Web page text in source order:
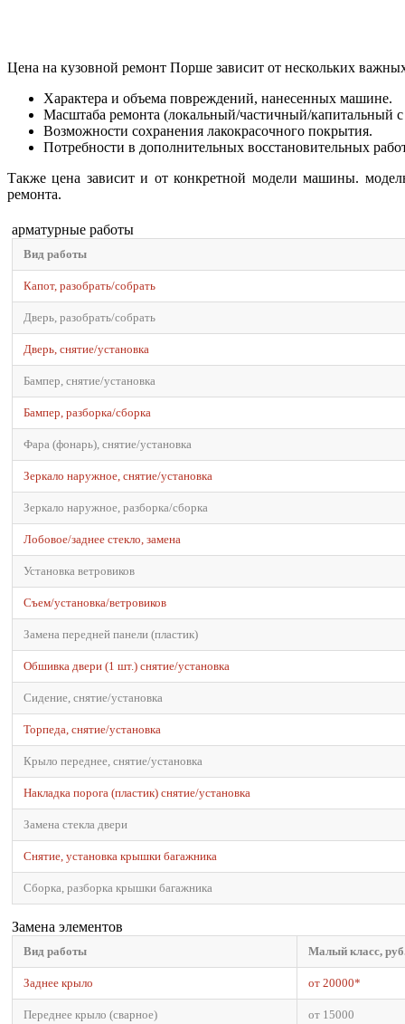
Цена на кузовной ремонт Порше зависит от нескольких
Характера и объема повреждений, нанесенных машине.
Масштаба ремонта (локальный/частичный/капитальный
Возможности сохранения лакокрасочного покрытия.
Потребности в дополнительных восстановительных
Также цена зависит и от конкретной модели машины.
ремонта.
арматурные работы
Вид работы
Капот, разобрать/собрать
Дверь, разобрать/собрать
Дверь, снятие/установка
Бампер, снятие/установка
Бампер, разборка/сборка
Фара (фонарь), снятие/установка
Зеркало наружное, снятие/установка
Зеркало наружное, разборка/сборка
Лобовое/заднее стекло, замена
Установка ветровиков
Съем/установка/ветровиков
Замена передней панели (пластик)
Обшивка двери (1 шт.) снятие/установка
Сидение, снятие/установка
Торпеда, снятие/установка
Крыло переднее, снятие/установка
Накладка порога (пластик) снятие/установка
Замена стекла двери
Снятие, установка крышки багажника
Сборка, разборка крышки багажника
Замена элементов
Вид работы Малый класс,
Заднее крыло от 20000*
Переднее крыло (сварное) от 15000